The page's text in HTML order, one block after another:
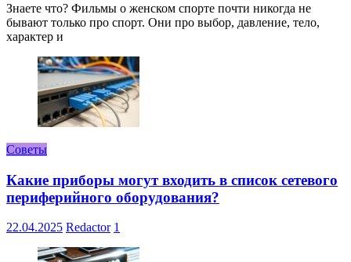
Знаете что? Фильмы о женском спорте почти никогда не
бывают только про спорт. Они про выбор, давление, тело,
характер и
Советы
Какие приборы могут входить в список сетевого
периферийного оборудования?
22.04.2025 Redactor 1